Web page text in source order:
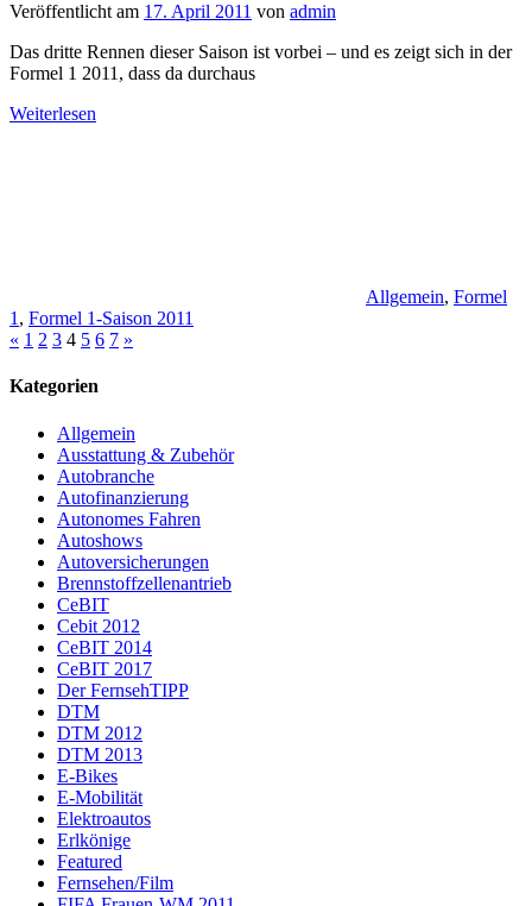
Veröffentlicht am 17. April 2011 von admin
Das dritte Rennen dieser Saison ist vorbei – und es zeigt sich in der
Formel 1 2011, dass da durchaus
Weiterlesen
Allgemein, Formel
1 , Formel 1-Saison 2011
Seitennummerierung
der
« Vorherige
1 2 3 4 5 6 7 Nächste
»
Kategorien
Allgemein
Ausstattung & Zubehör
Autobranche
Autofinanzierung
Autonomes Fahren
Autoshows
Autoversicherungen
Brennstoffzellenantrieb
CeBIT
Cebit 2012
CeBIT 2014
CeBIT 2017
Der FernsehTIPP
DTM
DTM 2012
DTM 2013
E-Bikes
E-Mobilität
Elektroautos
Erlkönige
Featured
Fernsehen/Film